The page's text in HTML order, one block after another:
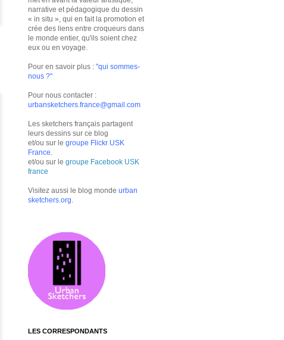
narrative et pédagogique du dessin
« in situ », qui en fait la promotion et
crée des liens entre croqueurs dans
le monde entier, qu'ils soient chez
eux ou en voyage.
Pour en savoir plus : "qui sommes-
nous ?"
Pour nous contacter :
urbansketchers.france@gmail.com
Les sketchers français partagent
leurs dessins sur ce blog
et/ou sur le groupe Flickr USK
France
et/ou sur le groupe Facebook USK
france
Visitez aussi le blog monde urban
sketchers.org
LES CORRESPONDANTS